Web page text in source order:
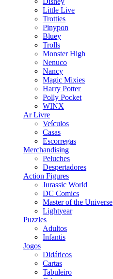
Little Live
Trotties
Pinypon
Bluey
Trolls
Monster High
Nenuco
Nancy
Magic Mixies
Harry Potter
Polly Pocket
WINX
Ar Livre
Veículos
Casas
Escorregas
Merchandising
Peluches
Despertadores
Action Figures
Jurassic World
DC Comics
Master of the Universe
Lightyear
Puzzles
Adultos
Infantis
Jogos
Didáticos
Cartas
Tabuleiro